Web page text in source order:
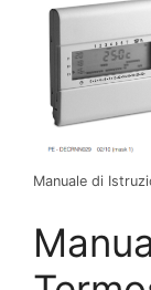
Manuale di